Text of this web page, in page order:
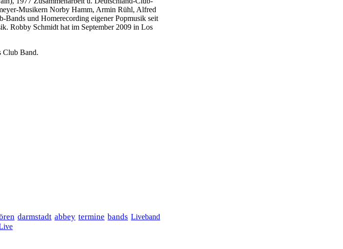
Musikern Norby Hamm, Armin Rühl, Alfred
und Homerecording eigener Popmusik seit
Robby Schmidt hat im September 2009 in Los
Club Band.
darmstadt abbey termine bands Liveband